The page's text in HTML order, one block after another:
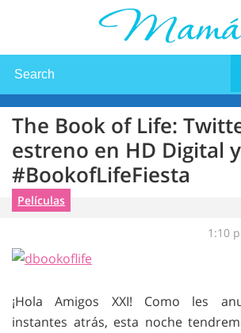
The Book of Life:
estreno en HD Digital
#BookofLifeFiesta
Películas
1:10
¡Hola Amigos XXI! Como les
instantes atrás, esta noche